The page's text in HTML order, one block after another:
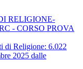
RELIGIONE-
- CORSO PROVA
di Religione: 6.022
2025 dalle